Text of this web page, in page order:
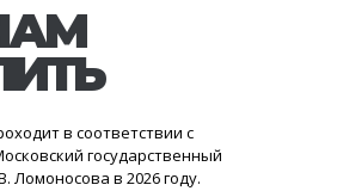
в соответствии с
государственный
Ломоносова в 2026 году.